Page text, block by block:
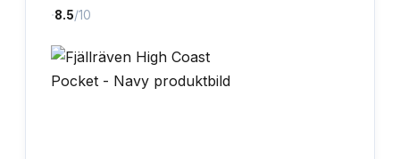
·8.5/10